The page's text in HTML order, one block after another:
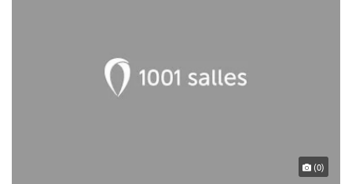
(0)